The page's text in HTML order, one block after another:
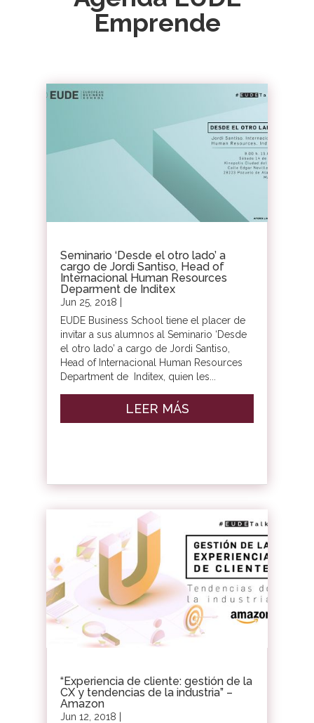
Emprende
Seminario ‘Desde el otro lado’ a
cargo de Jordi Santiso, Head of
Internacional Human Resources
Deparment de Inditex
Jun 25, 2018
EUDE Business School tiene el placer de
invitar a sus alumnos al Seminario ‘Desde
el otro lado’ a cargo de Jordi Santiso,
Head of Internacional Human Resources
Department de Inditex, quien les...
LEER MÁS
“Experiencia de cliente: gestión de la
CX y tendencias de la industria” –
Amazon
Jun 12, 2018